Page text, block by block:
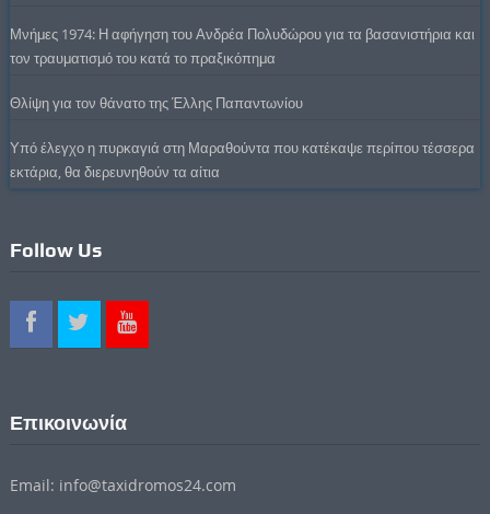
Μνήμες 1974: Η αφήγηση του Ανδρέα Πολυδώρου για τα βασανιστήρια και
τον τραυματισμό του κατά το πραξικόπημα
Θλίψη για τον θάνατο της Έλλης Παπαντωνίου
Υπό έλεγχο η πυρκαγιά στη Μαραθούντα που κατέκαψε περίπου τέσσερα
εκτάρια, θα διερευνηθούν τα αίτια
Follow Us
Επικοινωνία
Email: info@taxidromos24.com